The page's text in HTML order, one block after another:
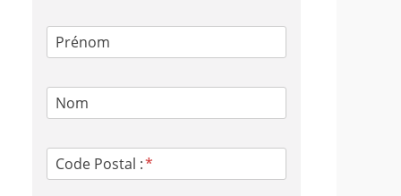
Prénom
Nom
Code Postal :